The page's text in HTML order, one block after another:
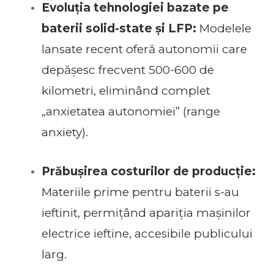
Evoluția tehnologiei bazate pe
baterii solid-state și LFP: Modelele
lansate recent oferă autonomii care
depășesc frecvent 500-600 de
kilometri, eliminând complet
„anxietatea autonomiei” (range
anxiety).
Prăbușirea costurilor de producție:
Materiile prime pentru baterii s-au
ieftinit, permițând apariția mașinilor
electrice ieftine, accesibile publicului
larg.